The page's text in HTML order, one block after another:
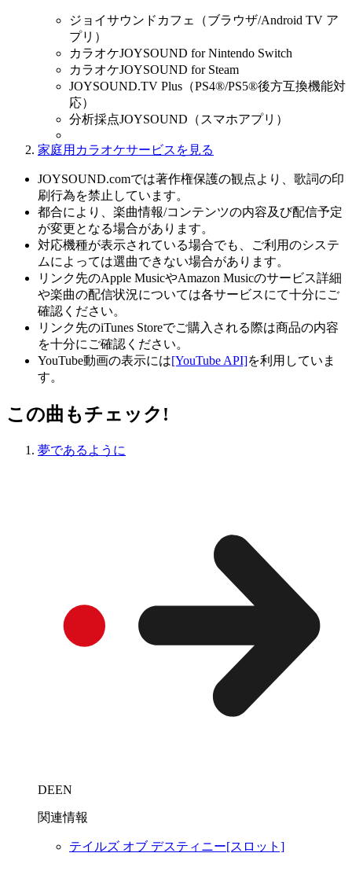
ジョイサウンドカフェ（ブラウザ/Android TV ア
プリ）
カラオケJOYSOUND for Nintendo Switch
カラオケJOYSOUND for Steam
JOYSOUND.TV Plus（PS4®/PS5®後方互換機能対
応）
分析採点JOYSOUND（スマホアプリ）
家庭用カラオケサービスを見る
JOYSOUND.comでは著作権保護の観点より、歌詞の印
刷行為を禁止しています。
都合により、楽曲情報/コンテンツの内容及び配信予定
が変更となる場合があります。
対応機種が表示されている場合でも、ご利用のシステ
ムによっては選曲できない場合があります。
リンク先のApple MusicやAmazon Musicのサービス詳細
や楽曲の配信状況については各サービスにて十分にご
確認ください。
リンク先のiTunes Storeでご購入される際は商品の内容
を十分にご確認ください。
YouTube動画の表示には[YouTube API]を利用していま
す。
この曲もチェック!
夢であるように
DEEN
関連情報
テイルズ オブ デスティニー[スロット]